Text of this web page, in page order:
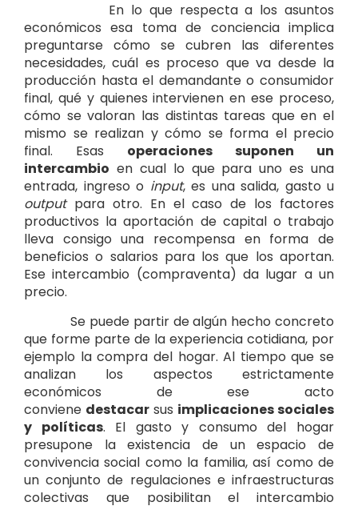
En lo que respecta a los asuntos
económicos esa toma de conciencia implica
preguntarse cómo se cubren las diferentes
necesidades, cuál es proceso que va desde la
producción hasta el demandante o consumidor
final, qué y quienes intervienen en ese proceso,
cómo se valoran las distintas tareas que en el
mismo se realizan y cómo se forma el precio
final. Esas operaciones suponen un
intercambio en cual lo que para uno es una
entrada, ingreso o input, es una salida, gasto u
output para otro. En el caso de los factores
productivos la aportación de capital o trabajo
lleva consigo una recompensa en forma de
beneficios o salarios para los que los aportan.
Ese intercambio (compraventa) da lugar a un
precio.
Se puede partir de algún hecho concreto
que forme parte de la experiencia cotidiana, por
ejemplo la compra del hogar. Al tiempo que se
analizan los aspectos estrictamente
económicos de ese acto
conviene destacar sus implicaciones sociales
y políticas. El gasto y consumo del hogar
presupone la existencia de un espacio de
convivencia social como la familia, así como de
un conjunto de regulaciones e infraestructuras
colectivas que posibilitan el intercambio